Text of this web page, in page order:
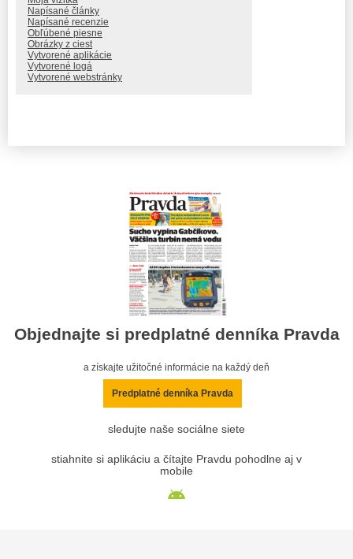
Napísané články
Napísané recenzie
Obľúbené piesne
Obrázky z ciest
Vytvorené aplikácie
Vytvorené logá
Vytvorené webstránky
Objednajte si predplatné denníka Pravda
a získajte užitočné informácie na každý deň
Predplatné denníka Pravda
sledujte naše sociálne siete
stiahnite si aplikáciu a čítajte Pravdu pohodlne aj v
mobile